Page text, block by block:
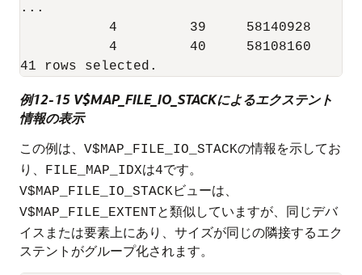
...
4         39     58140928
4         40     58108160
例12-15 V$MAP_FILE_IO_STACKによるエクステント
情報の表示
この例は、 V$MAP_FILE_IO_STACKの情報を示してお
り、
FILE_MAP_IDXは4です。
V$MAP_FILE_IO_STACKビューは、
V$MAP_FILE_EXTENTと類似していますが、同じデバ
イスまたは要素上にあり、サイズが同じの隣接するエク
ステントがグループ化されます。